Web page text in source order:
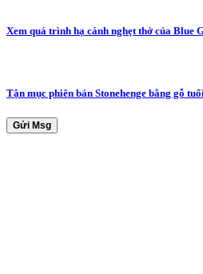
Xem quá trình hạ cánh nghẹt thở của Blue
Tận mục phiên bản Stonehenge bằng gỗ
Gửi Msg